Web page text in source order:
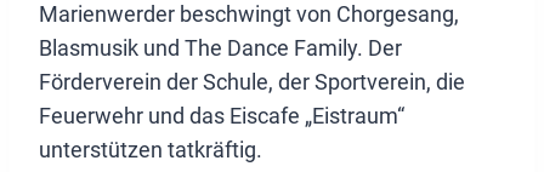
Marienwerder beschwingt von Chorgesang,
Blasmusik und The Dance Family. Der
Förderverein der Schule, der Sportverein, die
Feuerwehr und das Eiscafe „Eistraum“
unterstützen tatkräftig.